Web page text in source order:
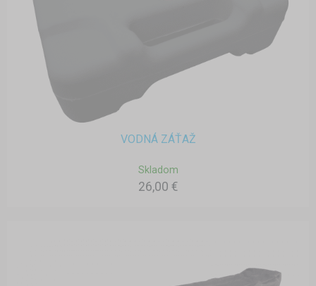
VODNÁ ZÁŤAŽ
Skladom
26,00 €